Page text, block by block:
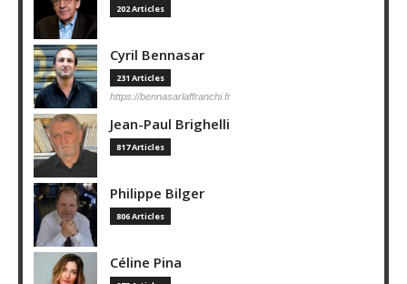
202 Articles
Cyril Bennasar
231 Articles
https://bennasarlaffranchi.fr
Jean-Paul Brighelli
817 Articles
Philippe Bilger
806 Articles
Céline Pina